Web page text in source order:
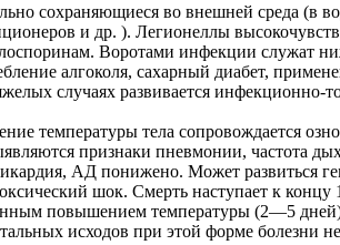
сохраняющиеся во внешней среда (в
и др. ). Легионеллы
Воротами инфекции служат
алгоколя, сахарный диабет,
случаях развивается инфекционно-
температуры тела сопровождается
признаки пневмонии, частота
АД понижено. Может развиться
шок. Смерть наступает к концу
повышением температуры (2—5
исходов при этой форме болезни